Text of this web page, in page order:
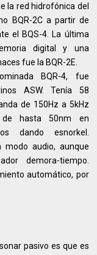
la red hidrofónica del
BQR-2C a partir de
el BQS-4. La última
digital y una
fue la BQR-2E.
BQR-4, fue
ASW. Tenía 58
de 150Hz a 5kHz
de hasta 50nm en
dando esnorkel.
audio, aunque
demora-tiempo.
automático, por
pasivo es que es